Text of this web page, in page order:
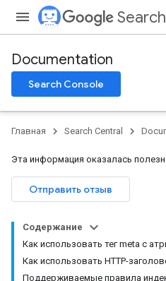
Documentation
Search Console
Главная Search Central
Эта информация оказалась
Отправить отзыв
Содержание
Как использовать тег meta с
Как использовать HTTP-
Поддерживаемые правила